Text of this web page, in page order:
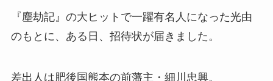
『塵劫記』の大ヒットで一躍有名人になった光由
のもとに、ある日、招待状が届きました。
差出人は肥後国熊本の前藩主・細川忠興。